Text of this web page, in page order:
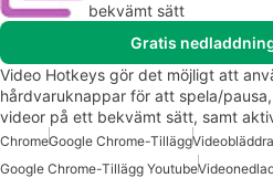
bekvämt sätt
Gratis
Video Hotkeys gör det möjligt att
hårdvaruknappar för att spela/
videor på ett bekvämt sätt, samt
ChromeGoogle Chrome-Tillägg
Google Chrome-Tillägg Youtube